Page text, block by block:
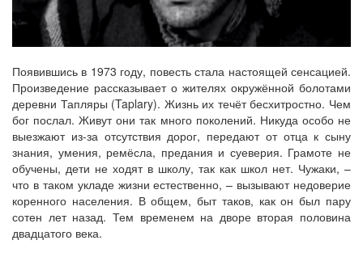
Появившись в 1973 году, повесть стала настоящей сенсацией.
Произведение рассказывает о жителях окружённой болотами
деревни Тапляры (Taplary). Жизнь их течёт бесхитростно. Чем
бог послал. Живут они так много поколений. Никуда особо не
выезжают из-за отсутствия дорог, передают от отца к сыну
знания, умения, ремёсла, предания и суеверия. Грамоте не
обучены, дети не ходят в школу, так как школ нет. Чужаки, –
что в таком укладе жизни естественно, – вызывают недоверие
коренного населения. В общем, быт таков, как он был пару
сотен лет назад. Тем временем на дворе вторая половина
двадцатого века.